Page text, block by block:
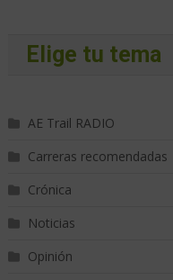
Elige tu tema
AE Trail RADIO
Carreras recomendadas
Crónica
Noticias
Opinión